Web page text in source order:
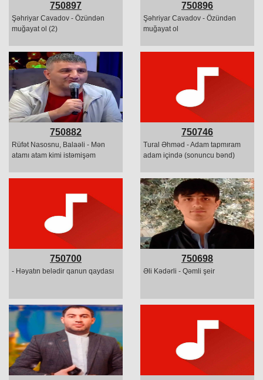
750897
Şəhriyar Cavadov - Özündən
muğayat ol (2)
750896
Şəhriyar Cavadov - Özündən
muğayat ol
750882
Rüfət Nasosnu, Balaəli - Mən
atamı atam kimi istəmişəm
750746
Tural Əhməd - Adam tapmıram
adam içində (sonuncu bənd)
750700
- Həyatın belədir qanun qaydası
750698
Əli Kədərli - Qəmli şeir